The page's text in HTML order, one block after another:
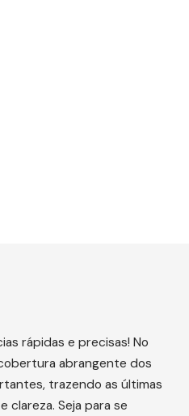
rápidas e precisas! No
abrangente dos
trazendo as últimas
clareza. Seja para se